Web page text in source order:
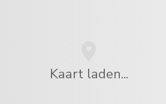
Kaart laden...